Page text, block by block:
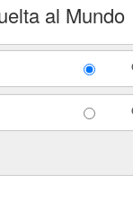
al Mundo